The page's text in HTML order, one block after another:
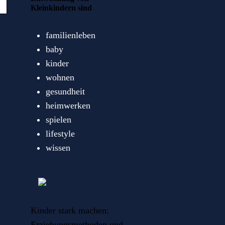
Kleinkindern sind
familienleben
baby
kinder
wohnen
gesundheit
heimwerken
spielen
lifestyle
wissen
Kinder stark machen: